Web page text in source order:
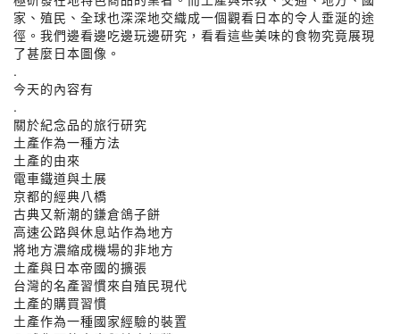
家、殖民、全球也深深地交織成一個觀看日本的令人垂涎的途
徑。我們邊看邊吃邊玩邊研究，看看這些美味的食物究竟展現
了甚麼日本圖像。
.
今天的內容有
.
關於紀念品的旅行研究
土產作為一種方法
土產的由來
電車鐵道與土展
京都的經典八橋
古典又新潮的鎌倉鴿子餅
高速公路與休息站作為地方
將地方濃縮成機場的非地方
土產與日本帝國的擴張
台灣的名產習慣來自殖民現代
土產的購買習慣
土產作為一種國家經驗的裝置